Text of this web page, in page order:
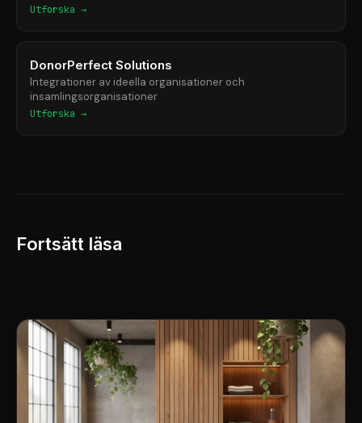
Utforska →
DonorPerfect Solutions
Integrationer av ideella organisationer och
insamlingsorganisationer
Utforska →
Fortsätt läsa